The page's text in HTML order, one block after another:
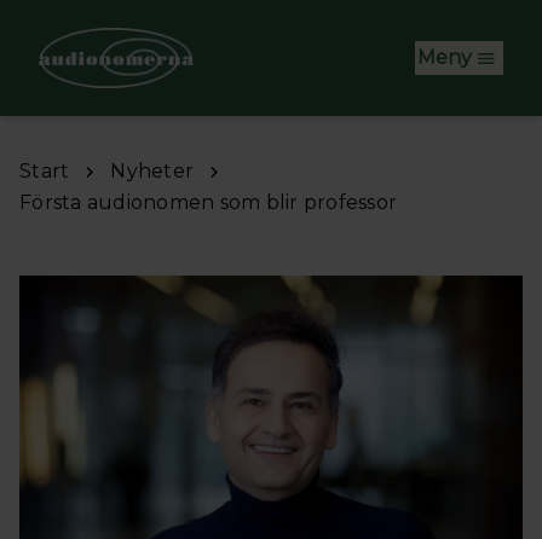
Meny
Start
Nyheter
Första audionomen som blir professor